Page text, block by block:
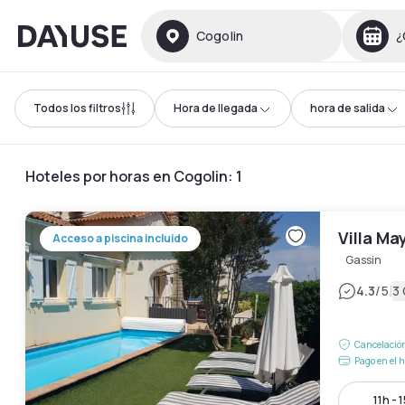
Dayuse Cogolin
Todos los filtros Hora de llegada hora de salida
Hoteles por horas en Cogolin: 1
Acceso a piscina incluido Villa
Gassin
4.3/5|3
Pago en el
11h -